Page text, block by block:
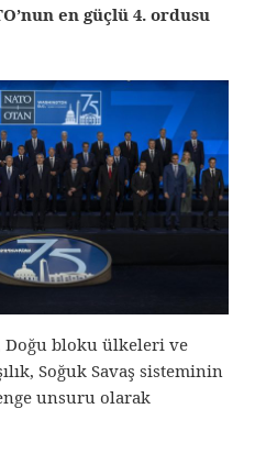
en güçlü 4. ordusu
bloku ülkeleri ve
Soğuk Savaş sisteminin
unsuru olarak